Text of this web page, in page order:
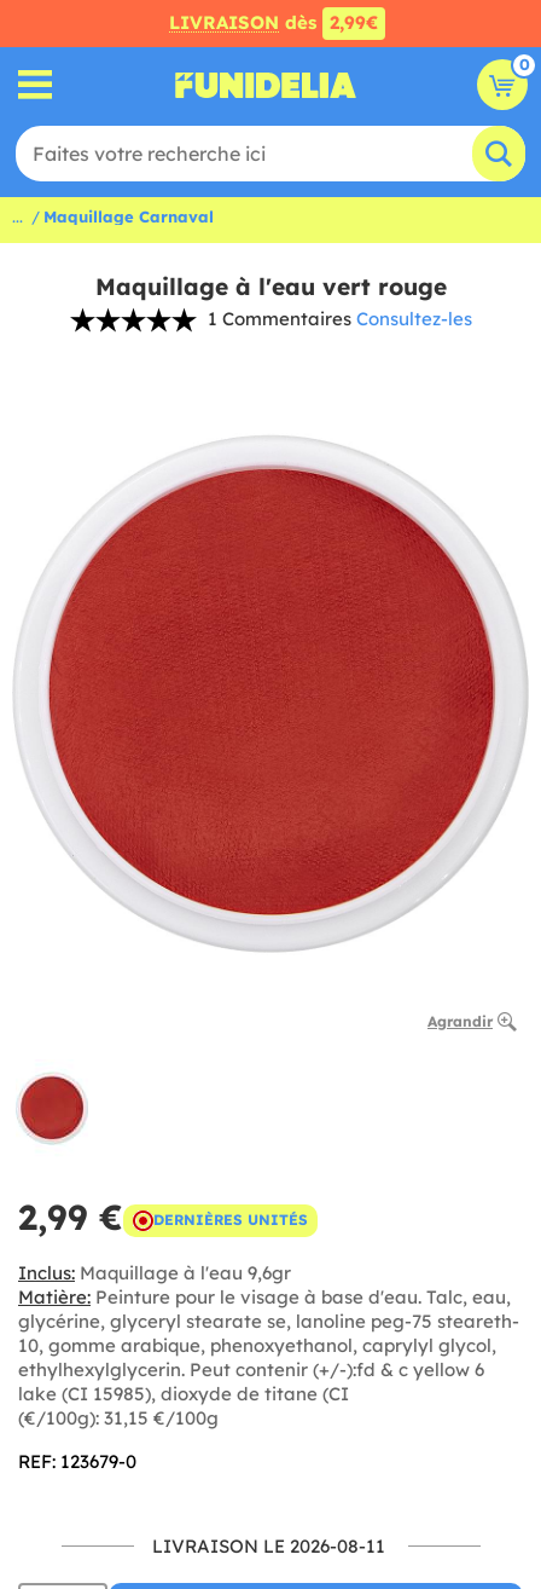
LIVRAISON dès 2,99€
0
... Maquillage Carnaval
Maquillage à l'eau vert rouge
1 Commentaires Consultez-les
Agrandir
2,99 € DERNIÈRES UNITÉS
Inclus: Maquillage à l'eau 9,6gr
Matière: Peinture pour le visage à base d'eau. Talc, eau,
glycérine, glyceryl stearate se, lanoline peg-75 steareth-
10, gomme arabique, phenoxyethanol, caprylyl glycol,
ethylhexylglycerin. Peut contenir (+/-):fd & c yellow 6
lake (CI 15985), dioxyde de titane (CI
(€/100g): 31,15 €/100g
REF: 123679-0
LIVRAISON LE 2026-08-11